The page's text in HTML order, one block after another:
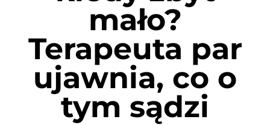
mało?
Terapeuta par
ujawnia, co o
tym sądzi